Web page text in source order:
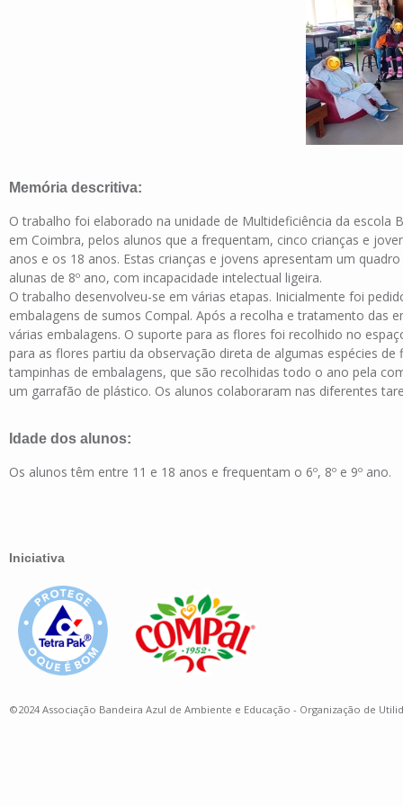
Memória descritiva:
O trabalho foi elaborado na unidade de Multideficiência da escola
em Coimbra, pelos alunos que a frequentam, cinco crianças e
anos e os 18 anos. Estas crianças e jovens apresentam um
alunas de 8º ano, com incapacidade intelectual ligeira.
O trabalho desenvolveu-se em várias etapas. Inicialmente foi
embalagens de sumos Compal. Após a recolha e tratamento
várias embalagens. O suporte para as flores foi recolhido no
para as flores partiu da observação direta de algumas espécies
tampinhas de embalagens, que são recolhidas todo o ano pela
um garrafão de plástico. Os alunos colaboraram nas diferentes
Idade dos alunos:
Os alunos têm entre 11 e 18 anos e frequentam o 6º, 8º e 9º ano.
Iniciativa
©2024 Associação Bandeira Azul de Ambiente e Educação - Organização de